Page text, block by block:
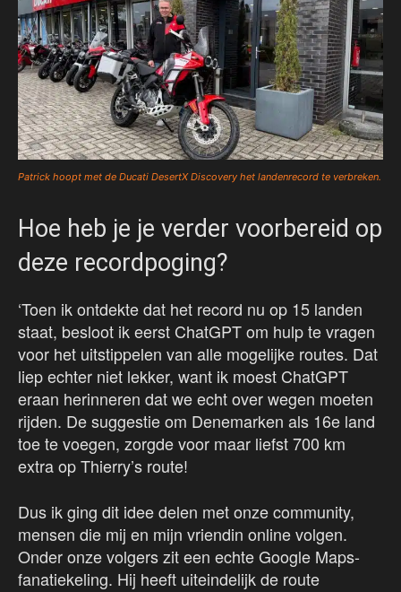
Patrick hoopt met de Ducati DesertX Discovery het landenrecord te verbreken.
Hoe heb je je verder voorbereid op
deze recordpoging?
‘Toen ik ontdekte dat het record nu op 15 landen
staat, besloot ik eerst ChatGPT om hulp te vragen
voor het uitstippelen van alle mogelijke routes. Dat
liep echter niet lekker, want ik moest ChatGPT
eraan herinneren dat we echt over wegen moeten
rijden. De suggestie om Denemarken als 16e land
toe te voegen, zorgde voor maar liefst 700 km
extra op Thierry’s route!
Dus ik ging dit idee delen met onze community,
mensen die mij en mijn vriendin online volgen.
Onder onze volgers zit een echte Google Maps-
fanatiekeling. Hij heeft uiteindelijk de route